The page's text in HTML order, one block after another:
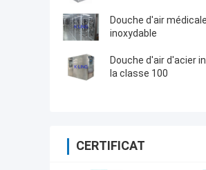
Douche d'air
inoxydable
Douche d'air d'acier
la classe 100
CERTIFICAT